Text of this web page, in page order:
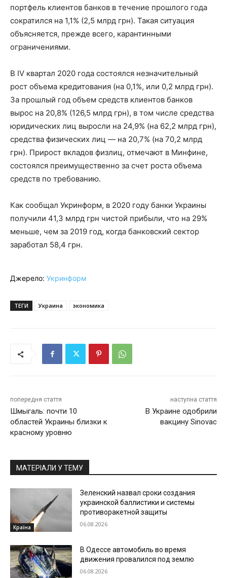
портфель клиентов банков в течение прошлого года
сократился на 1,1% (2,5 млрд грн). Такая ситуация
объясняется, прежде всего, карантинными
ограничениями.
В IV квартал 2020 года состоялся незначительный
рост объема кредитования (на 0,1%, или 0,2 млрд грн).
За прошлый год объем средств клиентов банков
вырос на 20,8% (126,5 млрд грн), в том числе средства
юридических лиц выросли на 24,9% (на 62,2 млрд грн),
средства физических лиц — на 20,7% (на 70,2 млрд
грн). Прирост вкладов физлиц, отмечают в Минфине,
состоялся преимущественно за счет роста объема
средств по требованию.
Как сообщал Укринформ, в 2020 году банки Украины
получили 41,3 млрд грн чистой прибыли, что на 29%
меньше, чем за 2019 год, когда банковский сектор
заработал 58,4 грн.
Джерело: Укринформ
ТЕГИ Украина экономика
попередня стаття
Шмыгаль: почти 10
областей Украины близки к
красному уровню
наступна стаття
В Украине одобрили
вакцину Sinovac
МАТЕРІАЛИ У ТЕМУ
Країна
Зеленский назвал сроки создания
украинской баллистики и системы
противоракетной защиты
06.08.2026
В Одессе автомобиль во время
движения провалился под землю
06.08.2026